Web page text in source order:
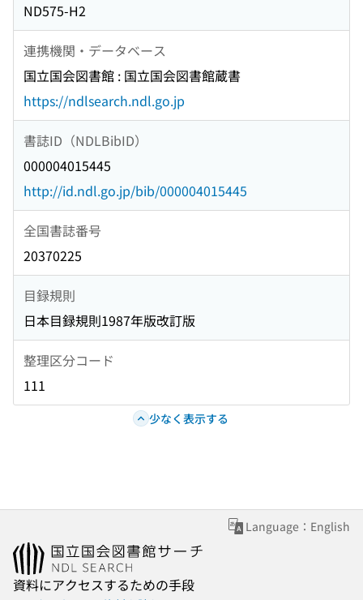
ND575-H2
連携機関・データベース
国立国会図書館 : 国立国会図書館蔵書
https://ndlsearch.ndl.go.jp
書誌ID（NDLBibID）
000004015445
http://id.ndl.go.jp/bib/000004015445
全国書誌番号
20370225
目録規則
日本目録規則1987年版改訂版
整理区分コード
111
少なく表示する
Language：English
資料にアクセスするための手段